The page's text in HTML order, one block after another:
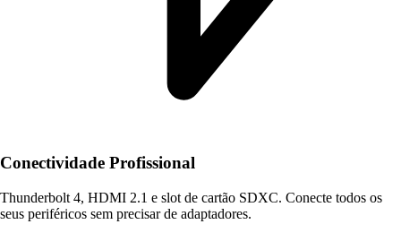
Conectividade Profissional
Thunderbolt 4, HDMI 2.1 e slot de cartão SDXC. Conecte todos os
seus periféricos sem precisar de adaptadores.